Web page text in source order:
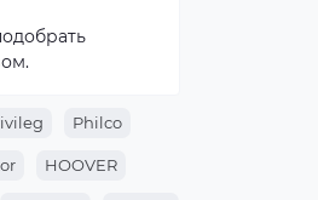
Philco
HOOVER